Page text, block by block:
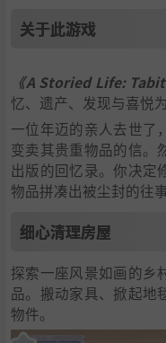
关于此游戏
《A Storied Life:
忆、遗产、发现与喜悦为
一位年迈的亲人去世了
变卖其贵重物品的信。
出版的回忆录。你决定
物品拼凑出被尘封的往事
细心清理房屋
探索一座风景如画的乡
品。搬动家具、掀起地
物件。